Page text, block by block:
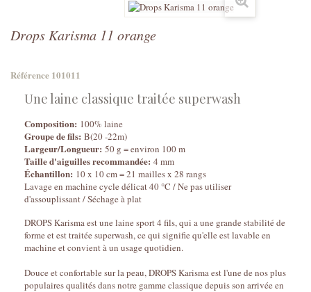
Drops Karisma 11 orange
Référence 101011
Une laine classique traitée superwash
Composition: 100% laine
Groupe de fils: B(20 -22m)
Largeur/Longueur: 50 g = environ 100 m
Taille d'aiguilles recommandée: 4 mm
Échantillon: 10 x 10 cm = 21 mailles x 28 rangs
Lavage en machine cycle délicat 40 °C / Ne pas utiliser
d'assouplissant / Séchage à plat
DROPS Karisma est une laine sport 4 fils, qui a une grande stabilité de
forme et est traitée superwash, ce qui signifie qu'elle est lavable en
machine et convient à un usage quotidien.
Douce et confortable sur la peau, DROPS Karisma est l'une de nos plus
populaires qualités dans notre gamme classique depuis son arrivée en